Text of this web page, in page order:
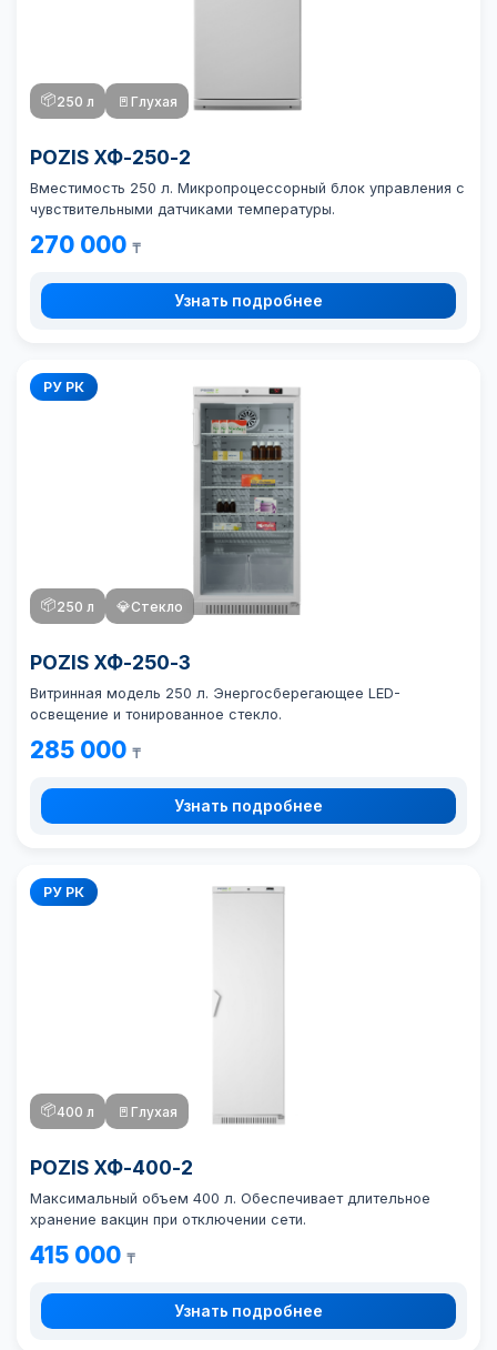
📦250 л 🚪 Глухая
POZIS ХФ-250-2
Вместимость 250 л. Микропроцессорный блок управления с
чувствительными датчиками температуры.
270 000 ₸
Узнать подробнее
РУ РК
📦250 л 💎Стекло
POZIS ХФ-250-3
Витринная модель 250 л. Энергосберегающее LED-
освещение и тонированное стекло.
285 000 ₸
Узнать подробнее
РУ РК
📦400 л 🚪 Глухая
POZIS ХФ-400-2
Максимальный объем 400 л. Обеспечивает длительное
хранение вакцин при отключении сети.
415 000 ₸
Узнать подробнее